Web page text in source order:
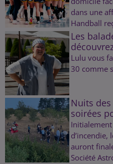
dans une
Handball
Les
Lulu vous
30 comme
Nuits
soirées
d’incendie,
auront
Société